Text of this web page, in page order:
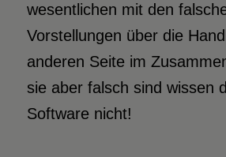
wesentlichen mit den
Vorstellungen über die
anderen Seite im
sie aber falsch sind wissen
Software nicht!